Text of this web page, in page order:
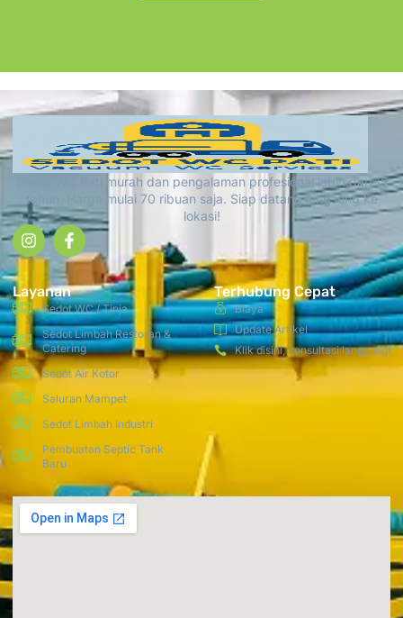
Sedot WC Pati murah dan pengalaman profesional lebih dari 15
tahun. Harga mulai 70 ribuan saja. Siap datang langsung ke
lokasi!
Layanan
Sedot WC / Tinja
Sedot Limbah Restoran &
Catering
Sedot Air Kotor
Saluran Mampet
Sedot Limbah Industri
Pembuatan Septic Tank
Baru
Terhubung Cepat
Biaya
Update Artikel
Klik disini, konsultasi langsung!